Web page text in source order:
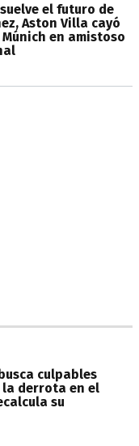
el futuro de
Aston Villa cayó
en amistoso
culpables
la derrota en el
su